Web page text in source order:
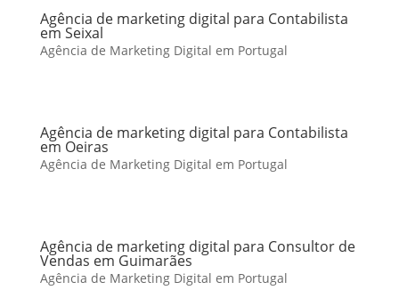
Agência de marketing digital para Contabilista
em Seixal
Agência de Marketing Digital em Portugal
Agência de marketing digital para Contabilista
em Oeiras
Agência de Marketing Digital em Portugal
Agência de marketing digital para Consultor de
Vendas em Guimarães
Agência de Marketing Digital em Portugal